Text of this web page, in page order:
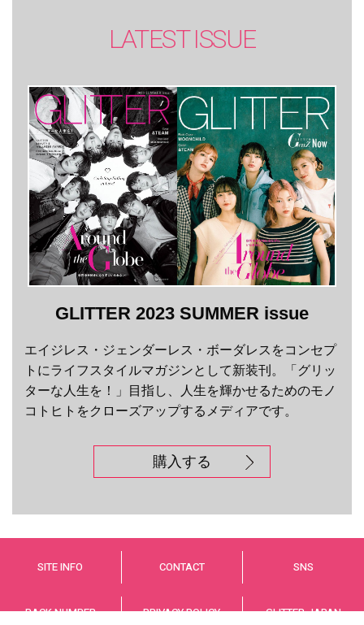
LATEST ISSUE
GLITTER 2023 SUMMER issue
エイジレス・ジェンダーレス・ボーダレスをコンセプ
トにライフスタイルマガジンとして新装刊。「グリッ
ターな人生を！」目指し、人生を輝かせるためのモノ
コトヒトをクローズアップするメディアです。
購入する
SITE INFO CONTACT SNS
BACK NUMBER PRIVACY POLICY GLITTER JAPAN